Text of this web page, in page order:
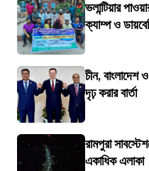
ভলান্টিয়ার
ক্যাম্প ও
চীন,
দৃঢ় করার বার্তা
রামপুরা
একাধিক এলাকা